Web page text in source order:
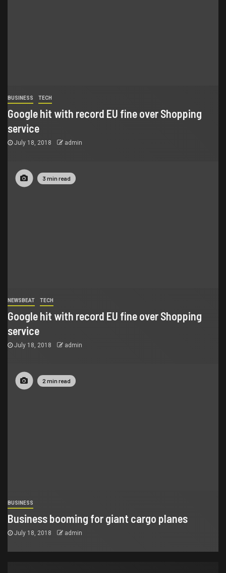
BUSINESS TECH
Google hit with record EU fine over Shopping
service
July 18, 2018 admin
3 min read
NEWSBEAT TECH
Google hit with record EU fine over Shopping
service
July 18, 2018 admin
2 min read
BUSINESS
Business booming for giant cargo planes
July 18, 2018 admin